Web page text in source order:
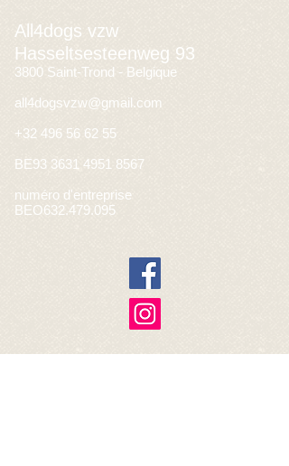
All4dogs vzw
Hasseltsesteenweg 93
3800 Saint-Trond - Belgique
all4dogsvzw@gmail.com
+32 496 56 62 55
BE93 3631 4951 8567
numéro d'entreprise
BEO632.479.095